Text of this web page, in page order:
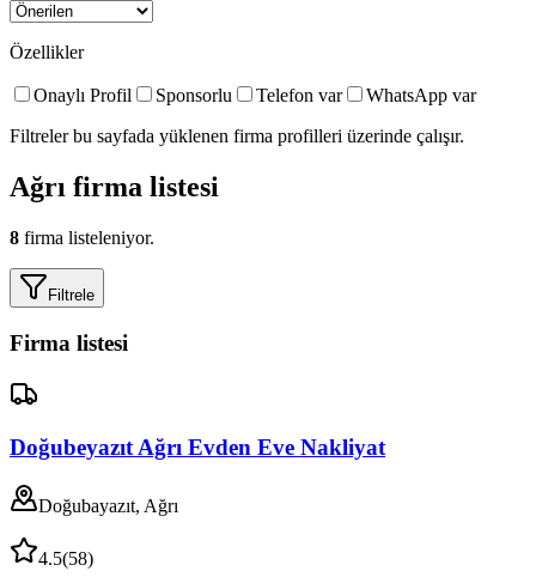
Özellikler
Onaylı Profil Sponsorlu Telefon var
WhatsApp var
Filtreler bu sayfada yüklenen firma profilleri üzerinde çalışır.
Ağrı firma listesi
8 firma listeleniyor.
Filtrele
Firma listesi
Doğubeyazıt Ağrı Evden Eve Nakliyat
Doğubayazıt, Ağrı
4.5(58)